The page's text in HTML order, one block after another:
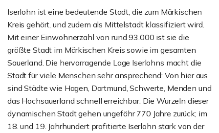
Iserlohn ist eine bedeutende Stadt, die zum Märkischen
Kreis gehört, und zudem als Mittelstadt klassifiziert wird.
Mit einer Einwohnerzahl von rund 93.000 ist sie die
größte Stadt im Märkischen Kreis sowie im gesamten
Sauerland. Die hervorragende Lage Iserlohns macht die
Stadt für viele Menschen sehr ansprechend: Von hier aus
sind Städte wie Hagen, Dortmund, Schwerte, Menden und
das Hochsauerland schnell erreichbar. Die Wurzeln dieser
dynamischen Stadt gehen ungefähr 770 Jahre zurück; im
18. und 19. Jahrhundert profitierte Iserlohn stark von der